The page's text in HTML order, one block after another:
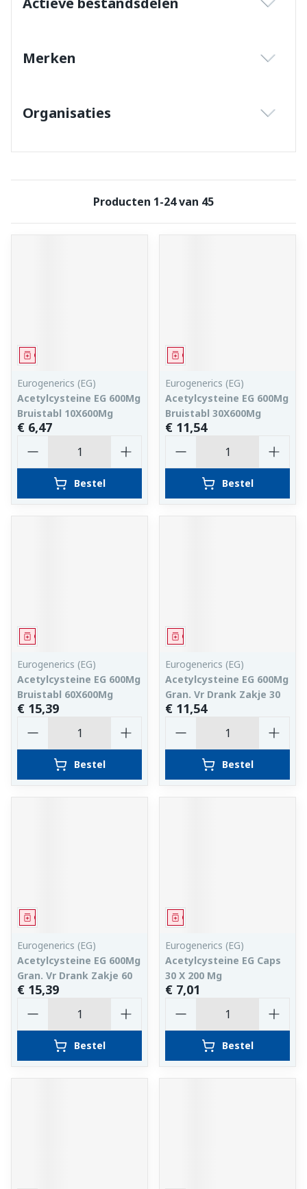
Merken
Organisaties
Producten 1-24van 45
Geneesmiddel
Eurogenerics (EG)
Acetylcysteine EG 600Mg
Bruistabl 10X600Mg
€ 6,47
Bestel
Geneesmiddel
Eurogenerics (EG)
Acetylcysteine EG 600Mg
Bruistabl 30X600Mg
€ 11,54
Bestel
Geneesmiddel
Eurogenerics (EG)
Acetylcysteine EG 600Mg
Bruistabl 60X600Mg
€ 15,39
Bestel
Geneesmiddel
Eurogenerics (EG)
Acetylcysteine EG 600Mg
Gran. Vr Drank Zakje 30
€ 11,54
Bestel
Geneesmiddel
Eurogenerics (EG)
Acetylcysteine EG 600Mg
Gran. Vr Drank Zakje 60
€ 15,39
Bestel
Geneesmiddel
Eurogenerics (EG)
Acetylcysteine EG Caps
30 X 200 Mg
€ 7,01
Bestel